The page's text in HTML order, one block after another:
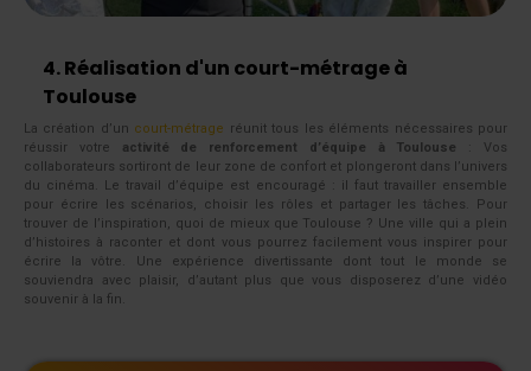
4. Réalisation d'un court-métrage à
Toulouse
La création d’un court-métrage réunit tous les éléments nécessaires pour
réussir votre
activité de renforcement d’équipe à Toulouse
: Vos
collaborateurs sortiront de leur zone de confort et plongeront dans l’univers
du cinéma. Le travail d’équipe est encouragé : il faut travailler ensemble
pour écrire les scénarios, choisir les rôles et partager les tâches. Pour
trouver de l’inspiration, quoi de mieux que Toulouse ? Une ville qui a plein
d’histoires à raconter et dont vous pourrez facilement vous inspirer pour
écrire la vôtre. Une expérience divertissante dont tout le monde se
souviendra avec plaisir, d’autant plus que vous disposerez d’une vidéo
souvenir à la fin.